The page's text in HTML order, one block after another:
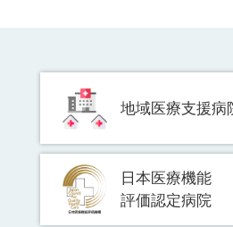
地域医療支援病
日本医療機能
評価認定病院